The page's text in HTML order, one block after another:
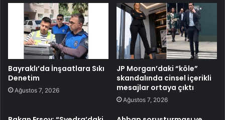
Bayraklı’da İnşaatlara Sıkı
Denetim
Ağustos 7, 2026
JP Morgan’daki “köle”
skandalında cinsel içerikli
mesajlar ortaya çıktı
Ağustos 7, 2026